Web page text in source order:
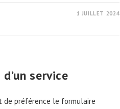
1 JUILLET 2024
service
de préférence le formulaire